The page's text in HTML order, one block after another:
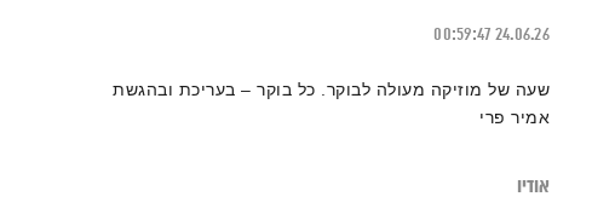
24.06.26
00:59:47
שעה של מוזיקה מעולה לבוקר. כל בוקר – בעריכת ובהגשת
אמיר פרי
אודיו